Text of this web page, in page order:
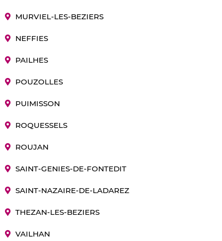
MURVIEL-LES-BEZIERS
NEFFIES
PAILHES
POUZOLLES
PUIMISSON
ROQUESSELS
ROUJAN
SAINT-GENIES-DE-FONTEDIT
SAINT-NAZAIRE-DE-LADAREZ
THEZAN-LES-BEZIERS
VAILHAN